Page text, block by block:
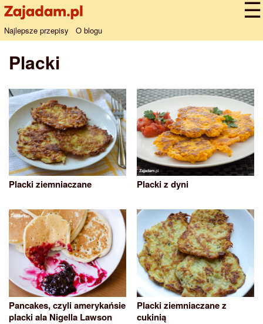
Najlepsze przepisy O blogu
Placki
Placki ziemniaczane Placki z dyni
Pancakes, czyli amerykańsie
placki ala Nigella Lawson
Placki ziemniaczane z
cukinią